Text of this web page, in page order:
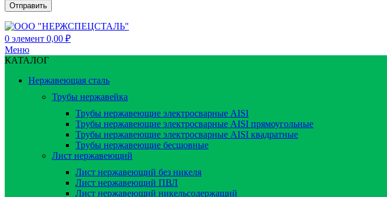
0 элемент 0,00 ₽
Меню
КАТАЛОГ
Нержавеющая сталь
Трубы нержавейка
Трубы нержавеющие электросварные AISI
Трубы нержавеющие электросварные AISI прямоугольные
Трубы нержавеющие электросварные AISI квадратные
Трубы нержавеющие бесшовные
Лист нержавеющий
Лист нержавеющий без никеля
Лист нержавеющий ПВЛ
Лист нержавеющий никельсодержащий